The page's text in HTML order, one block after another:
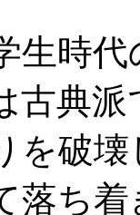
生時代
古典
を破
落ち